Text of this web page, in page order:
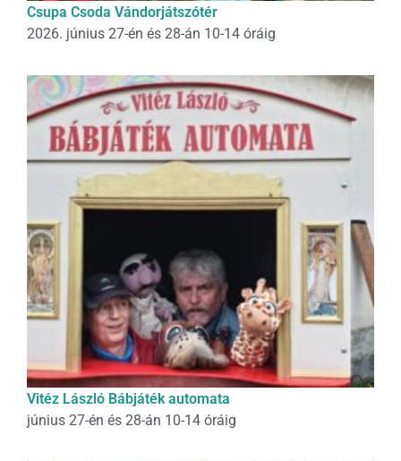
Csupa Csoda Vándorjátszótér
2026. június 27-én és 28-án 10-14 óráig
Vitéz László Bábjáték automata
június 27-én és 28-án 10-14 óráig